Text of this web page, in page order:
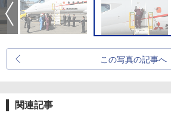
この写真の記事へ
関連記事